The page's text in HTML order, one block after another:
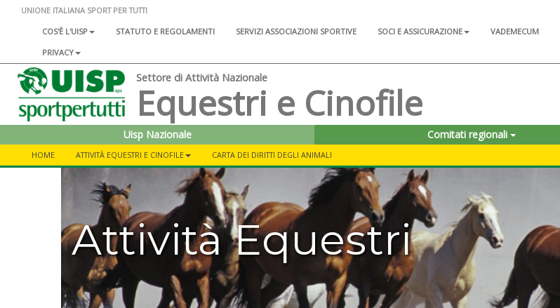
UNIONE ITALIANA SPORT PER TUTTI
COS'È L'UISP
STATUTO E REGOLAMENTI SERVIZI ASSOCIAZIONI SPORTIVE SOCI E ASSICURAZIONE VADEMECUM
PRIVACY
Settore di Attività Nazionale
Equestri e Cinofile
Uisp Nazionale Comitati regionali
HOME ATTIVITÀ EQUESTRI E CINOFILE CARTA DEI DIRITTI DEGLI ANIMALI
Attività Equestri